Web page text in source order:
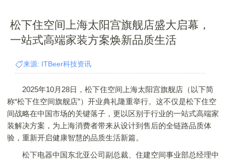
松下住空间上海太阳宫旗舰店盛大启幕，
一站式高端家装方案焕新品质生活
来源: ITBeer科技资讯
2025年10月28日，松下住空间上海太阳宫旗舰店（以下简
称“松下住空间旗舰店”）开业典礼隆重举行。这不仅是松下住空
间战略在中国市场的关键落子，更以区别于行业的一站式高端家
装解决方案，为上海消费者带来从设计到售后的全链路品质体
验，重新开启健康智慧的品质生活新篇。
松下电器中国东北亚公司副总裁、住建空间事业部总经理中